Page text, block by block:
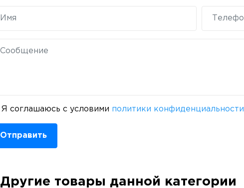
Я соглашаюсь с условими политики конфиденциальности
Отправить
Другие товары данной категории